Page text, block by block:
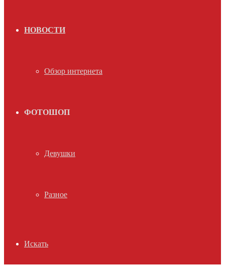
НОВОСТИ
Обзор интернета
ФОТОШОП
Девушки
Разное
Искать